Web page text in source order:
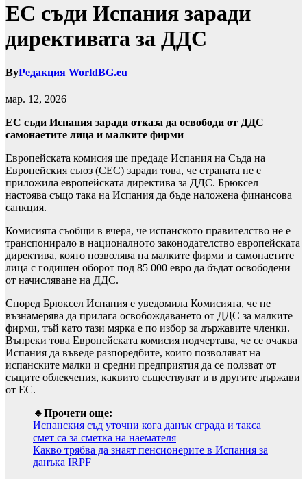
ЕС съди Испания заради
директивата за ДДС
ByРедакция WorldBG.eu
мар. 12, 2026
ЕС съди Испания заради отказа да освободи от ДДС
самонаетите лица и малките фирми
Европейската комисия ще предаде Испания на Съда на
Европейския съюз (СЕС) заради това, че страната не е
приложила европейската директива за ДДС. Брюксел
настоява също така на Испания да бъде наложена финансова
санкция.
Комисията съобщи в вчера, че испанското правителство не е
транспонирало в националното законодателство европейската
директива, която позволява на малките фирми и самонаетите
лица с годишен оборот под 85 000 евро да бъдат освободени
от начисляване на ДДС.
Според Брюксел Испания е уведомила Комисията, че не
възнамерява да прилага освобождаването от ДДС за малките
фирми, тъй като тази мярка е по избор за държавите членки.
Въпреки това Европейската комисия подчертава, че се очаква
Испания да въведе разпоредбите, които позволяват на
испанските малки и средни предприятия да се ползват от
същите облекчения, каквито съществуват и в другите държави
от ЕС.
🔹Прочети още:
Испанския съд уточни кога данък сграда и такса
смет са за сметка на наемателя
Какво трябва да знаят пенсионерите в Испания за
данъка IRPF